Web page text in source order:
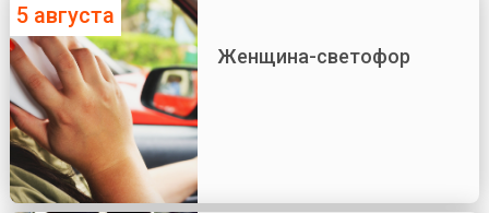
5 августа
Женщина-светофор